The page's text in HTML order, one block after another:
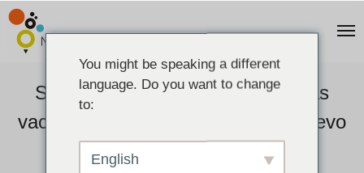
Sobre nuestro negocio durante las
vacaciones de fin de año y Año Nuevo
You might be speaking a different
language. Do you want to change
to:
English